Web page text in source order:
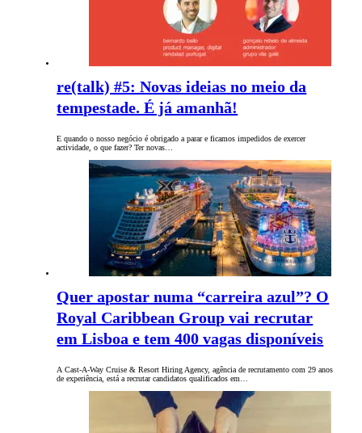
re(talk) #5: Novas ideias no meio da
tempestade. É já amanhã!
E quando o nosso negócio é obrigado a parar e ficamos impedidos de exercer
actividade, o que fazer? Ter novas…
Quer apostar numa “carreira azul”? O
Royal Caribbean Group vai recrutar
em Lisboa e tem 400 vagas disponíveis
A Cast-A-Way Cruise & Resort Hiring Agency, agência de recrutamento com 29 anos
de experiência, está a recrutar candidatos qualificados em…